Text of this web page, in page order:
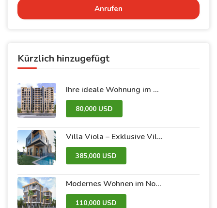
Anrufen
Kürzlich hinzugefügt
Ihre ideale Wohnung im Dummar-Projekt – Al-Jazeera 26 | Luxus und Komfort im Herzen von Damaskus
80,000 USD
Villa Viola – Exklusive Villen mit Pool und Garten
385,000 USD
Modernes Wohnen im Nova 2 – Ihre neue Wohnung wartet!
110,000 USD